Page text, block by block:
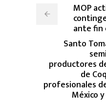
MOP
ante fin
Santo
productores
de
profesionales
México